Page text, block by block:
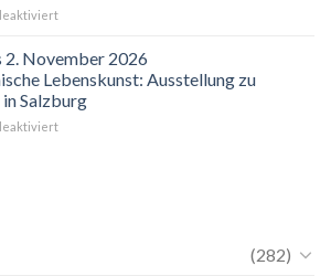
für
hilft
der
Blick
auf
Maria.
2. November 2026
Lebenskunst: Ausstellung zu
Salzburg
für
(282)